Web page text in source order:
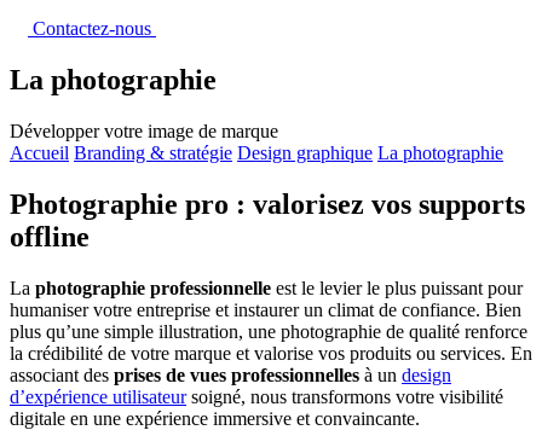
Contactez-nous
La photographie
Développer votre image de marque
Accueil Branding & stratégie Design graphique La photographie
Photographie pro : valorisez vos supports
offline
La photographie professionnelle est le levier le plus puissant pour
humaniser votre entreprise et instaurer un climat de confiance. Bien
plus qu’une simple illustration, une photographie de qualité renforce
la crédibilité de votre marque et valorise vos produits ou services. En
associant des prises de vues professionnelles à un design
d’expérience utilisateursoigné, nous transformons votre visibilité
digitale en une expérience immersive et convaincante.